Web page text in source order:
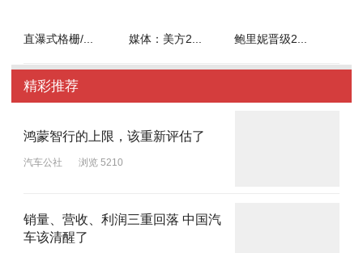
直瀑式格栅/... 媒体：美方2... 鲍里妮晋级2...
精彩推荐
鸿蒙智行的上限，该重新评估了
汽车公社 浏览 5210
销量、营收、利润三重回落 中国汽
车该清醒了